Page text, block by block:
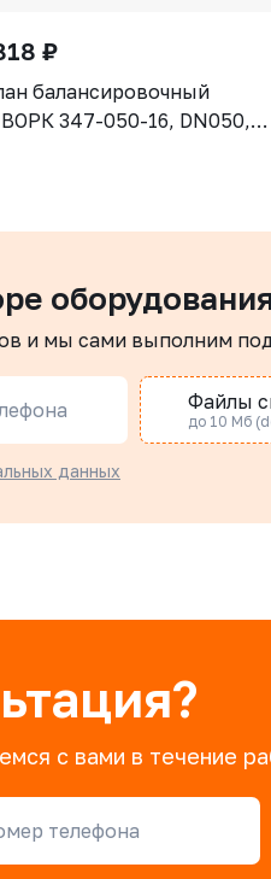
₽
балансировочный
347-050-16, DN050,
и мы сами выполним
Файлы
до 10 Мб
данных
с вами в течение
телефона